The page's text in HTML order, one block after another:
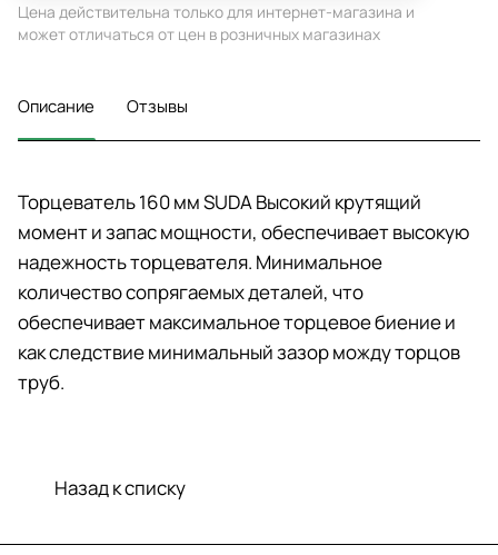
Цена действительна только для интернет-магазина и
может отличаться от цен в розничных магазинах
Описание Отзывы
Торцеватель 160 мм SUDA Высокий крутящий
момент и запас мощности, обеспечивает высокую
надежность торцевателя. Минимальное
количество сопрягаемых деталей, что
обеспечивает максимальное торцевое биение и
как следствие минимальный зазор можду торцов
труб.
Назад к списку